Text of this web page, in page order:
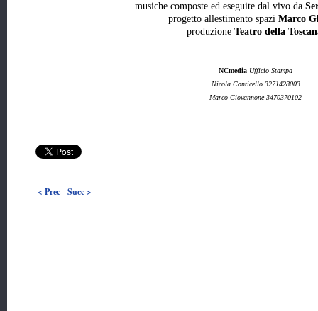
musiche composte ed eseguite dal vivo da
progetto allestimento spazi Marco
produzione Teatro della
NCmedia Ufficio Stampa
Nicola Conticello 3271428003
Marco Giovannone 3470370102
< Prec Succ >